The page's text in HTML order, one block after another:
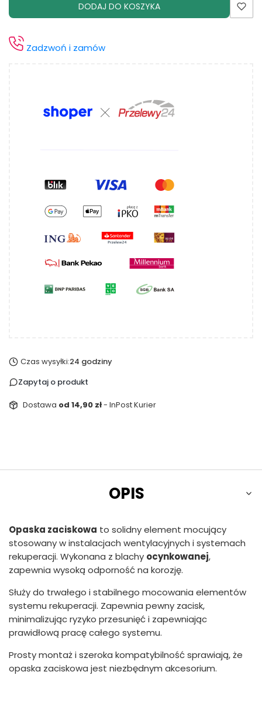
DODAJ DO KOSZYKA
Zadzwoń i zamów
Czas wysyłki:24 godziny
Zapytaj o produkt
Dostawa od 14,90 zł- InPost Kurier
OPIS
Opaska zaciskowa to solidny element mocujący
stosowany w instalacjach wentylacyjnych i systemach
rekuperacji. Wykonana z blachy ocynkowanej,
zapewnia wysoką odporność na korozję.
Służy do trwałego i stabilnego mocowania elementów
systemu rekuperacji. Zapewnia pewny zacisk,
minimalizując ryzyko przesunięć i zapewniając
prawidłową pracę całego systemu.
Prosty montaż i szeroka kompatybilność sprawiają, że
opaska zaciskowa jest niezbędnym akcesorium.